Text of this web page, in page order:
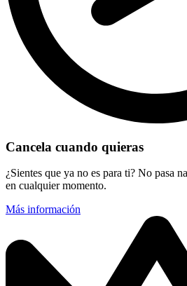
Cancela cuando quieras
¿Sientes que ya no es para ti? No pasa
en cualquier momento.
Más información